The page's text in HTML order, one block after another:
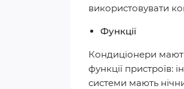
використовувати
Функції
Кондиціонери
функції пристроїв:
системи мають